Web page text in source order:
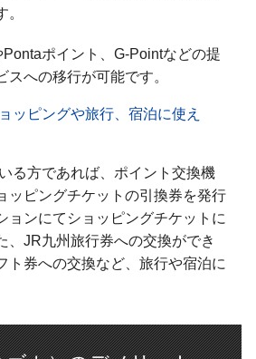
ポイント、G-Pointなどの提
スへの移行が可能です。
ッピングや旅行、宿泊に使え
る方であれば、ポイント交換機
ッピングチケットの引換券を発行
ョンにてショッピングチケットに
、JR九州旅行券への交換ができ
ト券への交換など、旅行や宿泊に